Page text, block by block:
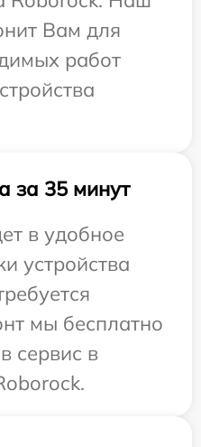
Вам для
работ
за 35 минут
в удобное
устройства
мы бесплатно
сервис в